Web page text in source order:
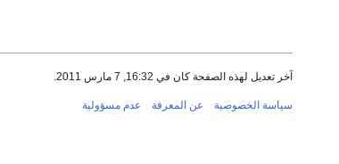
آخر تعديل لهذه الصفحة كان في 16:32, 7 مارس 2011.
سياسة الخصوصية عن المعرفة عدم مسؤولية